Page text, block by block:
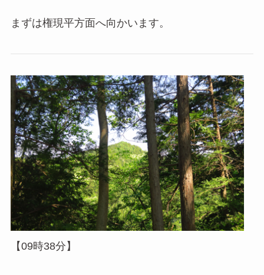
まずは権現平方面へ向かいます。
【09時38分】